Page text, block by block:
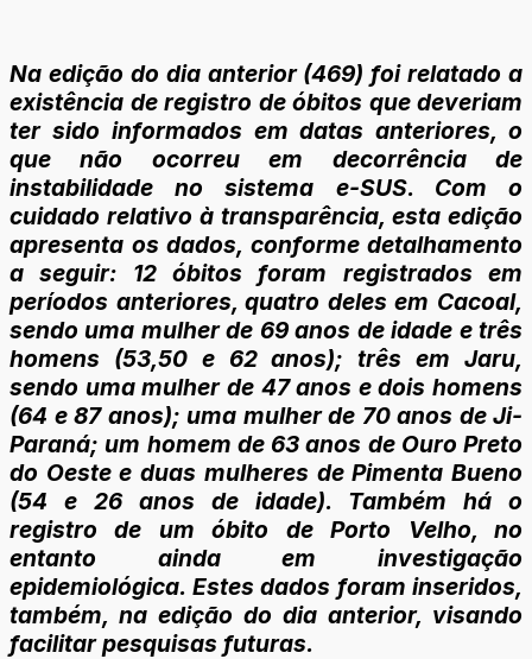
Na edição do dia anterior (469) foi relatado a
existência de registro de óbitos que deveriam
ter sido informados em datas anteriores, o
que não ocorreu em decorrência de
instabilidade no sistema e-SUS. Com o
cuidado relativo à transparência, esta edição
apresenta os dados, conforme detalhamento
a seguir: 12 óbitos foram registrados em
períodos anteriores, quatro deles em Cacoal,
sendo uma mulher de 69 anos de idade e três
homens (53,50 e 62 anos); três em Jaru,
sendo uma mulher de 47 anos e dois homens
(64 e 87 anos); uma mulher de 70 anos de Ji-
Paraná; um homem de 63 anos de Ouro Preto
do Oeste e duas mulheres de Pimenta Bueno
(54 e 26 anos de idade). Também há o
registro de um óbito de Porto Velho, no
entanto ainda em investigação
epidemiológica. Estes dados foram inseridos,
também, na edição do dia anterior, visando
facilitar pesquisas futuras.